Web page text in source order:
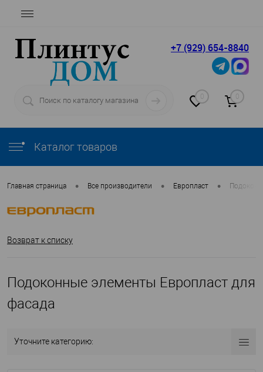
+7 (929) 654-8840
0 0
Каталог товаров
Главная страница • Все производители • Европласт •
Возврат к списку
Подоконные элементы Европласт для
фасада
Уточните категорию: